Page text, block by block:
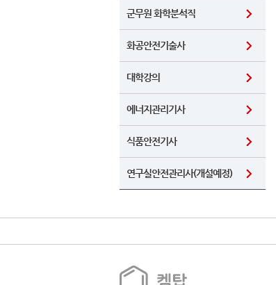
군무원 화학분석직
화공안전기술사
대학강의
에너지관리기사
식품안전기사
연구실안전관리사(개설예정)